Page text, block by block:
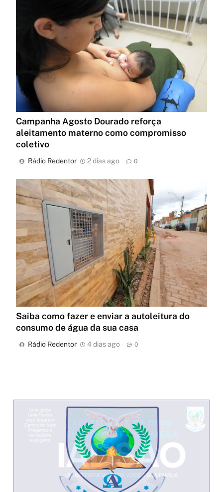
Campanha Agosto Dourado reforça
aleitamento materno como compromisso
coletivo
Rádio Redentor 2 dias ago 0
Saiba como fazer e enviar a autoleitura do
consumo de água da sua casa
Rádio Redentor 4 dias ago 0